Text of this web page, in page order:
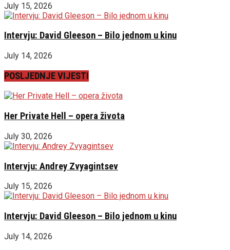
July 15, 2026
Intervju: David Gleeson – Bilo jednom u kinu
July 14, 2026
POSLJEDNJE VIJESTI
Her Private Hell – opera života
July 30, 2026
Intervju: Andrey Zvyagintsev
July 15, 2026
Intervju: David Gleeson – Bilo jednom u kinu
July 14, 2026